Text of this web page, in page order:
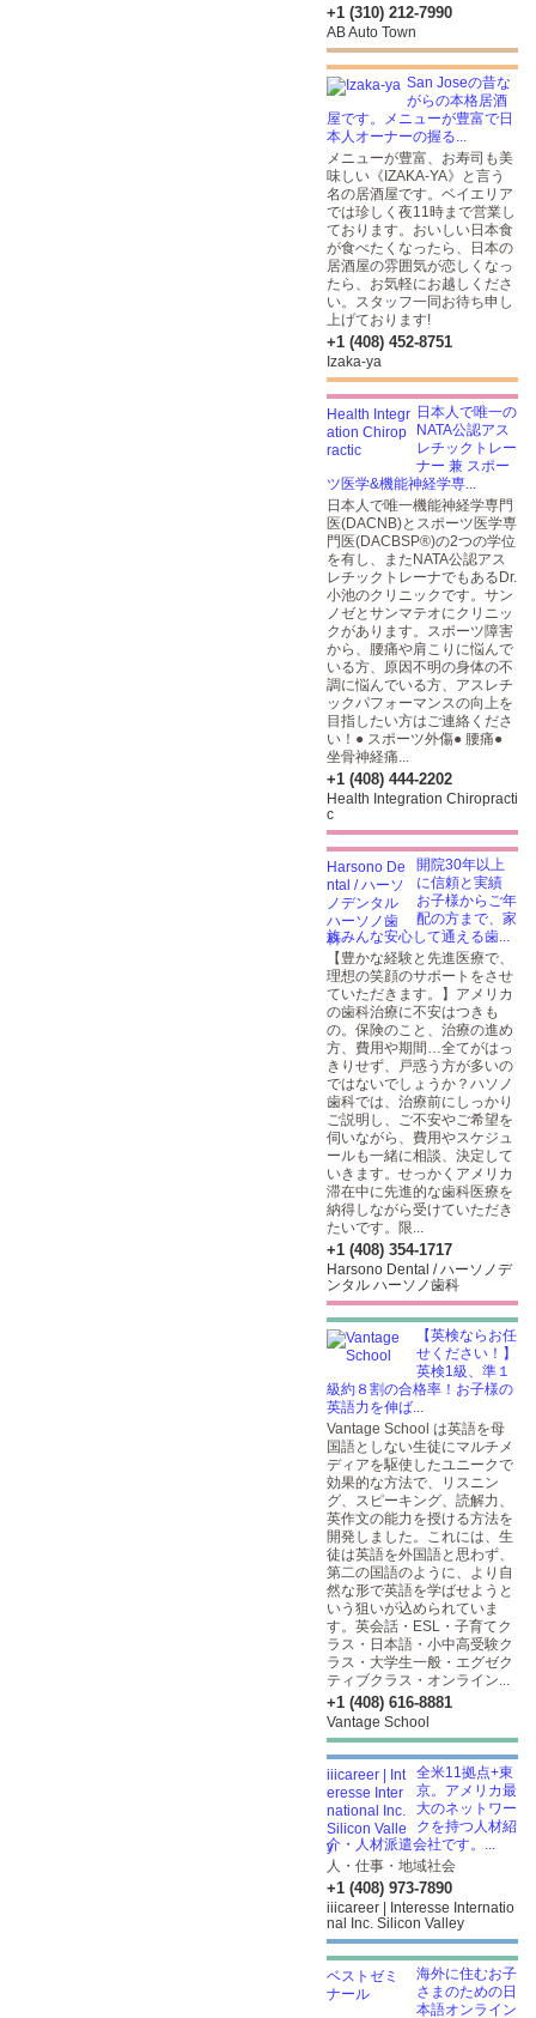
+1 (310) 212-7990
AB Auto Town
San Joseの昔な
がらの本格居酒
屋です。メニューが豊富で日
本人オーナーの握る...
メニューが豊富、お寿司も美
味しい《IZAKA-YA》と言う
名の居酒屋です。ベイエリア
では珍しく夜11時まで営業し
ております。おいしい日本食
が食べたくなったら、日本の
居酒屋の雰囲気が恋しくなっ
たら、お気軽にお越しくださ
い。スタッフ一同お待ち申し
上げております!
+1 (408) 452-8751
Izaka-ya
日本人で唯一の
NATA公認アス
レチックトレー
ナー 兼 スポー
ツ医学&機能神経学専...
日本人で唯一機能神経学専門
医(DACNB)とスポーツ医学専
門医(DACBSP®)の2つの学位
を有し、またNATA公認アス
レチックトレーナでもあるDr.
小池のクリニックです。サン
ノゼとサンマテオにクリニッ
クがあります。スポーツ障害
から、腰痛や肩こりに悩んで
いる方、原因不明の身体の不
調に悩んでいる方、アスレチ
ックパフォーマンスの向上を
目指したい方はご連絡くださ
い！● スポーツ外傷● 腰痛●
坐骨神経痛...
+1 (408) 444-2202
Health Integration Chiropracti
c
開院30年以上
に信頼と実績
お子様からご年
配の方まで、家
族みんな安心して通える歯...
【豊かな経験と先進医療で、
理想の笑顔のサポートをさせ
ていただきます。】アメリカ
の歯科治療に不安はつきも
の。保険のこと、治療の進め
方、費用や期間…全てがはっ
きりせず、戸惑う方が多いの
ではないでしょうか？ハソノ
歯科では、治療前にしっかり
ご説明し、ご不安やご希望を
伺いながら、費用やスケジュ
ールも一緒に相談、決定して
いきます。せっかくアメリカ
滞在中に先進的な歯科医療を
納得しながら受けていただき
たいです。限...
+1 (408) 354-1717
Harsono Dental / ハーソノデ
ンタル ハーソノ歯科
【英検ならお任
せください！】
英検1級、準１
級約８割の合格率！お子様の
英語力を伸ば...
Vantage School は英語を母
国語としない生徒にマルチメ
ディアを駆使したユニークで
効果的な方法で、リスニン
グ、スピーキング、読解力、
英作文の能力を授ける方法を
開発しました。これには、生
徒は英語を外国語と思わず、
第二の国語のように、より自
然な形で英語を学ばせようと
いう狙いが込められていま
す。英会話・ESL・子育てク
ラス・日本語・小中高受験ク
ラス・大学生一般・エグゼク
ティブクラス・オンライン...
+1 (408) 616-8881
Vantage School
全米11拠点+東
京。アメリカ最
大のネットワー
クを持つ人材紹
介・人材派遣会社です。...
人・仕事・地域社会
+1 (408) 973-7890
iiicareer | Interesse Internatio
nal Inc. Silicon Valley
海外に住むお子
さまのための日
本語オンライン